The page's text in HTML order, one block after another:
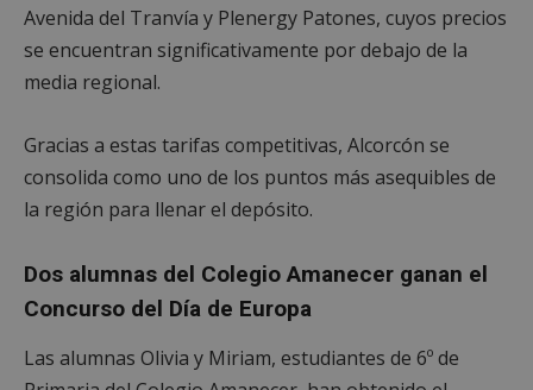
Avenida del Tranvía y Plenergy Patones, cuyos precios
se encuentran significativamente por debajo de la
media regional.
Gracias a estas tarifas competitivas, Alcorcón se
consolida como uno de los puntos más asequibles de
la región para llenar el depósito.
Dos alumnas del Colegio Amanecer ganan el
Concurso del Día de Europa
Las alumnas Olivia y Miriam, estudiantes de 6º de